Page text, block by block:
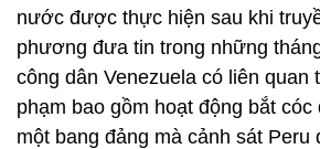
nước được thực hiện sau khi
phương đưa tin trong những
công dân Venezuela có liên quan
phạm bao gồm hoạt động bắt
một bang đảng mà cảnh sát Peru